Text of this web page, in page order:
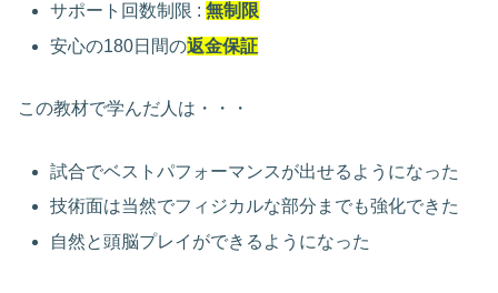
サポート回数制限 :無制限
安心の180日間の返金保証
この教材で学んだ人は・・・
試合でベストパフォーマンスが出せるようになった
技術面は当然でフィジカルな部分までも強化できた
自然と頭脳プレイができるようになった